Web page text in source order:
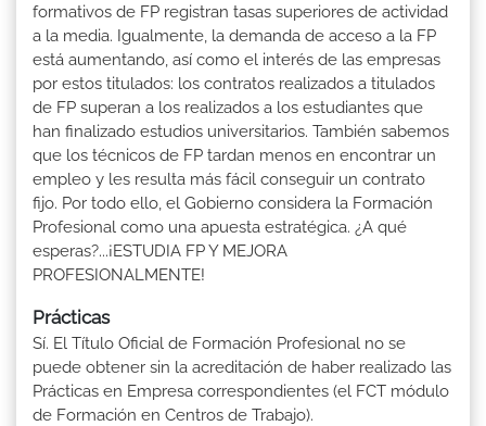
formativos de FP registran tasas superiores de actividad
a la media. Igualmente, la demanda de acceso a la FP
está aumentando, así como el interés de las empresas
por estos titulados: los contratos realizados a titulados
de FP superan a los realizados a los estudiantes que
han finalizado estudios universitarios. También sabemos
que los técnicos de FP tardan menos en encontrar un
empleo y les resulta más fácil conseguir un contrato
fijo. Por todo ello, el Gobierno considera la Formación
Profesional como una apuesta estratégica. ¿A qué
esperas?...¡ESTUDIA FP Y MEJORA
PROFESIONALMENTE!
Prácticas
Sí. El Título Oficial de Formación Profesional no se
puede obtener sin la acreditación de haber realizado las
Prácticas en Empresa correspondientes (el FCT módulo
de Formación en Centros de Trabajo).